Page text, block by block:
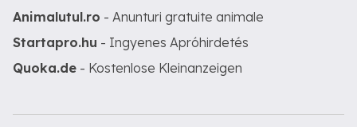
Animalutul.ro - Anunturi gratuite animale
Startapro.hu - Ingyenes Apróhirdetés
Quoka.de - Kostenlose Kleinanzeigen